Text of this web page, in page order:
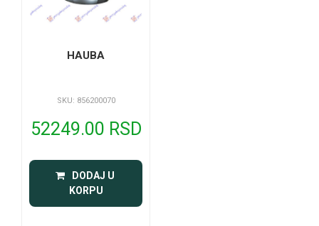
HAUBA
SKU: 856200070
52249.00 RSD
DODAJ U
KORPU